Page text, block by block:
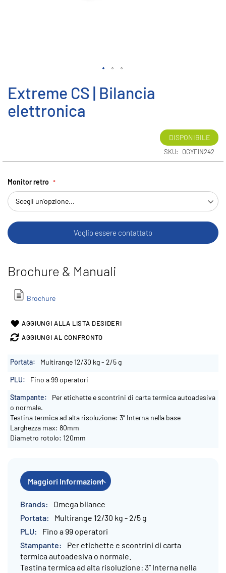
Extreme CS | Bilancia
elettronica
DISPONIBILE
SKU OGYEIN242
Monitor retro
Voglio essere contattato
Brochure & Manuali
Brochure
AGGIUNGI ALLA LISTA DESIDERI
AGGIUNGI AL CONFRONTO
Maggiori
Multirange 12/30 kg - 2/5 g
Fino a 99 operatori
Per etichette e scontrini di carta termica autoadesiva
o normale.
Testina termica ad alta risoluzione: 3’’ Interna nella base
Larghezza max: 80mm
Diametro rotolo: 120mm
all'inizio
della
galleria
Maggiori Informazioni
Maggiori
Informazioni
Omega bilance
Multirange 12/30 kg - 2/5 g
Fino a 99 operatori
Per etichette e scontrini di carta
termica autoadesiva o normale.
Testina termica ad alta risoluzione: 3’’ Interna nella